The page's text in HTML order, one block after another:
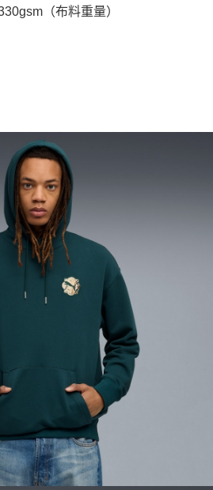
（布料重量）